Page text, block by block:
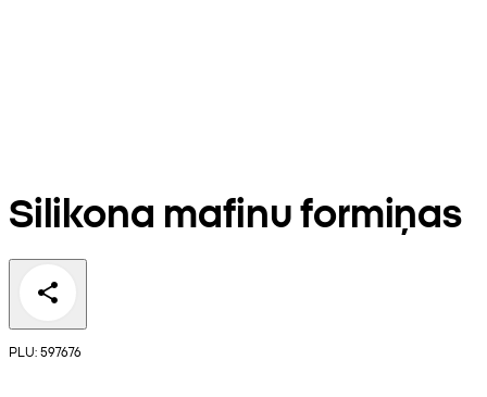
Silikona mafinu formiņas
PLU: 597676